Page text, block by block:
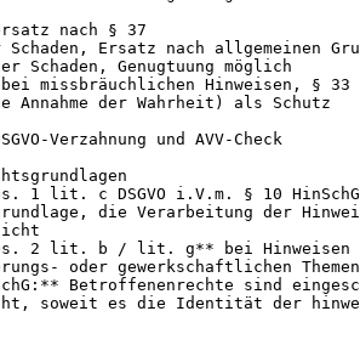
nach § 37
Ersatz nach allgemeinen
Schaden, Genugtuung möglich
missbräuchlichen Hinweisen, §
Annahme der Wahrheit) als Schutz
Verzahnung und AVV-Check
1 lit. c DSGVO i.V.m. § 10
die Verarbeitung der
2 lit. b / lit. g** bei Hinweisen
oder gewerkschaftlichen
Betroffenenrechte sind
soweit es die Identität der